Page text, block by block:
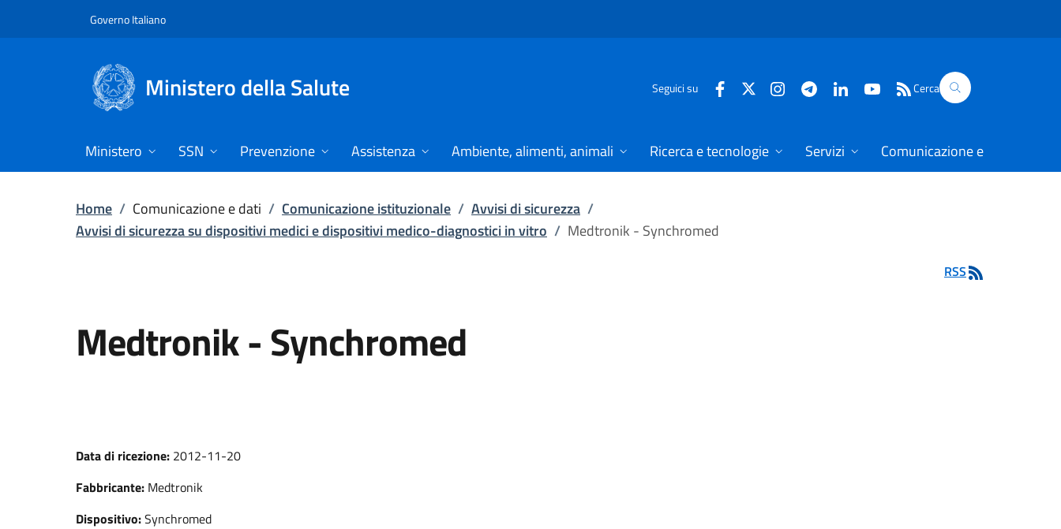
Governo Italiano
Ministero della Salute Seguici su Cerca
Ministero SSN Prevenzione Assistenza Ambiente, alimenti, animali Ricerca e tecnologie Servizi Comunicazione e dati
Home / Comunicazione e dati / Comunicazione istituzionale / Avvisi di sicurezza /
Avvisi di sicurezza su dispositivi medici e dispositivi medico-diagnostici in vitro / Medtronik - Synchromed
RSS
Medtronik - Synchromed
Data di ricezione: 2012-11-20
Fabbricante: Medtronik
Dispositivo:Synchromed